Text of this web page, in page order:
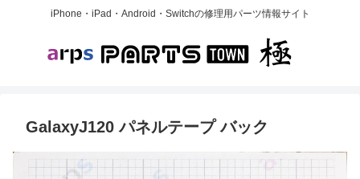
iPhone・iPad・Android・Switchの修理用パーツ情報サイト
GalaxyJ120 パネルテープ バック